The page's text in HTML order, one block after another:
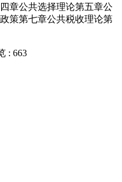
章公共选择理论第五章公
策第七章公共税收理论第
: 663